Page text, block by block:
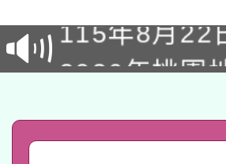
業技術研究
用水績優單
動」
115年8月22
桃園市孔廟
開 智慧啟航
2026年桃園
關事宜
轉知教育部